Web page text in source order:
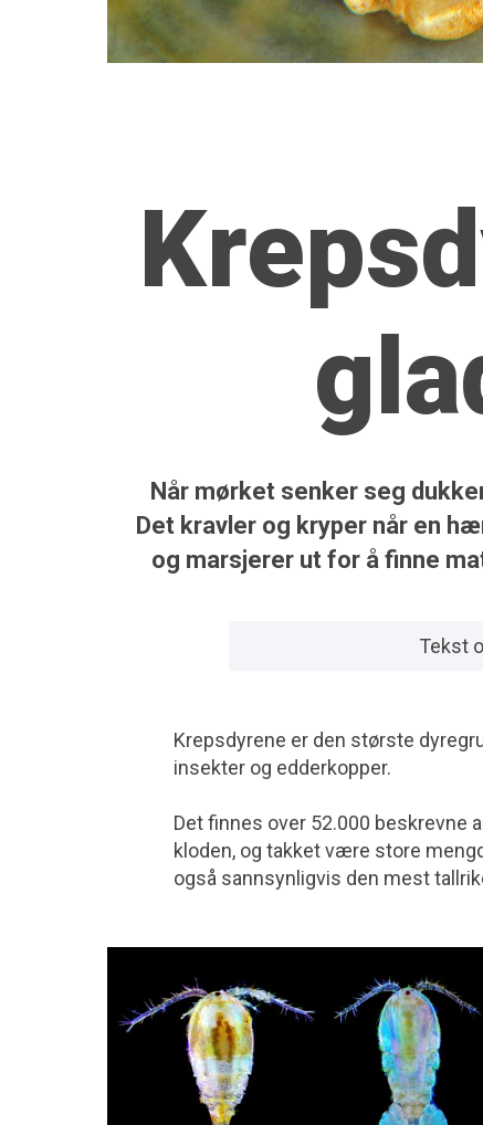
Når mørket senker seg
Det kravler og kryper når en
og marsjerer ut for å finne
Tekst
Krepsdyrene er den største
insekter og edderkopper.
Det finnes over 52.000 beskrevne
kloden, og takket være store
også sannsynligvis den mest